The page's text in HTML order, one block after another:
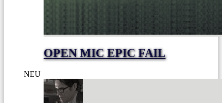
OPEN MIC EPIC FAIL
NEU